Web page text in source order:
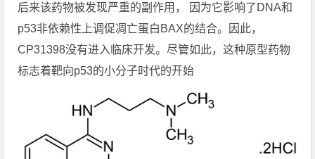
后来该药物被发现严重的副作用， 因为它影响了DNA和
p53非依赖性上调促凋亡蛋白BAX的结合。因此，
CP31398没有进入临床开发。尽管如此，这种原型药物
标志着靶向p53的小分子时代的开始